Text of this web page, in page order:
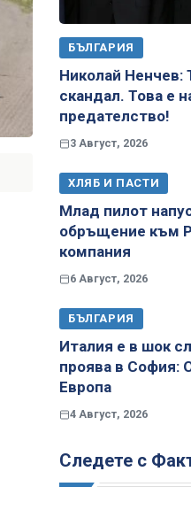
БЪЛГАРИЯ
Николай Ненчев:
скандал. Това е
предателство!
3 Август, 2026
ХЛЯБ И ПАСТИ
Млад пилот
обръщение към
компания
6 Август, 2026
БЪЛГАРИЯ
Италия е в шок
проява в София:
Европа
4 Август, 2026
Следете с